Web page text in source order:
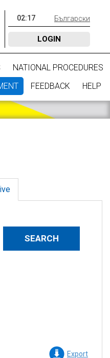
02:17 Български
LOGIN
NATIONAL PROCEDURES
FEEDBACK HELP
Export